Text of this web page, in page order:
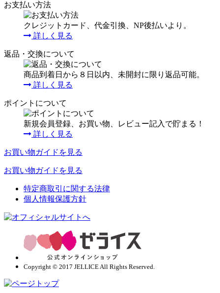
お支払い方法
クレジットカード、代金引換、NP後払いより。
詳しく見る
返品・交換について
商品到着日から８日以内、未開封に限り返品可能。
詳しく見る
ポイントについて
新規会員登録、お買い物、レビュー記入で貯まる！
詳しく見る
お買い物ガイドを見る
お買い物ガイドを見る
特定商取引に関する法律
個人情報保護方針
Copyright © 2017 JELLICE All Rights Reserved.